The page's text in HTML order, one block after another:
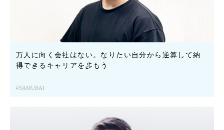
万人に向く会社はない。なりたい自分から逆算して納
得できるキャリアを歩もう
SAMURAI